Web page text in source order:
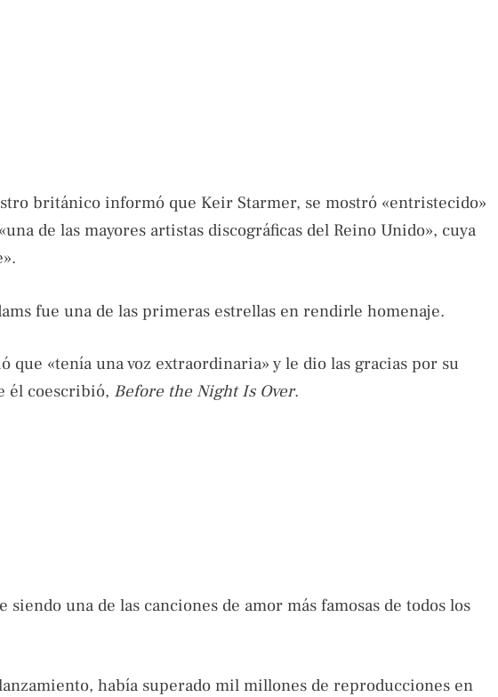
británico informó que Keir Starmer, se mostró «entristecido»
de las mayores artistas discográficas del Reino Unido», cuya
fue una de las primeras estrellas en rendirle homenaje.
que «tenía una voz extraordinaria» y le dio las gracias por su
él coescribió, Before the Night Is Over.
siendo una de las canciones de amor más famosas de todos los
había superado mil millones de reproducciones en